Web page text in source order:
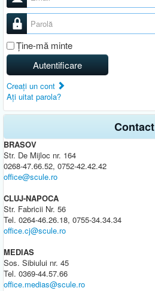
Parolă
Ţine-mă minte
Autentificare
Creaţi un cont
Aţi uitat parola?
Contact
BRASOV
Str. De Mijloc nr. 164
0268-47.66.52, 0752-42.42.42
office@scule.ro
CLUJ-NAPOCA
Str. Fabricii Nr. 56
Tel. 0264-46.26.18, 0755-34.34.34
office.cj@scule.ro
MEDIAS
Sos. Sibiului nr. 45
Tel. 0369-44.57.66
office.medias@scule.ro